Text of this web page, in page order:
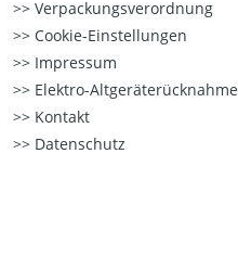
Verpackungsverordnung
Cookie-Einstellungen
Impressum
Elektro-Altgeräterücknahme
Kontakt
Datenschutz